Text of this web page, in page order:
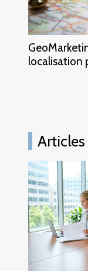
localisation